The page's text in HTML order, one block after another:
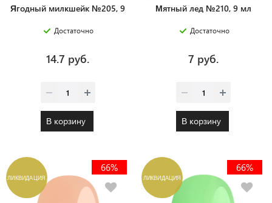
Ягодный милкшейк №205, 9
Достаточно
14.7 руб.
В корзину
Мятный лед №210, 9 мл
Достаточно
7 руб.
В корзину
ЛИКВИДАЦИЯ
66%
ЛИКВИДАЦИЯ
66%